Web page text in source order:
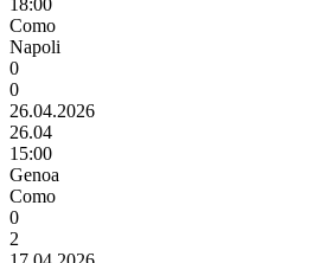
Como
Napoli
0
0
26.04.2026
26.04
15:00
Genoa
Como
0
2